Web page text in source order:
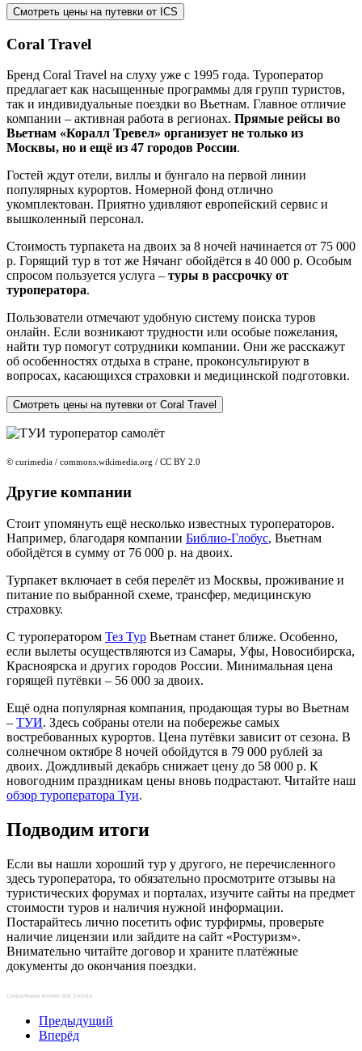
Смотреть цены на путевки от ICS
Coral Travel
Бренд Coral Travel на слуху уже с 1995 года. Туроператор
предлагает как насыщенные программы для групп туристов,
так и индивидуальные поездки во Вьетнам. Главное отличие
компании – активная работа в регионах. Прямые рейсы во
Вьетнам «Коралл Тревел» организует не только из
Москвы, но и ещё из 47 городов России.
Гостей ждут отели, виллы и бунгало на первой линии
популярных курортов. Номерной фонд отлично
укомплектован. Приятно удивляют европейский сервис и
вышколенный персонал.
Стоимость турпакета на двоих за 8 ночей начинается от 75 000
р. Горящий тур в тот же Нячанг обойдётся в 40 000 р. Особым
спросом пользуется услуга – туры в рассрочку от
туроператора.
Пользователи отмечают удобную систему поиска туров
онлайн. Если возникают трудности или особые пожелания,
найти тур помогут сотрудники компании. Они же расскажут
об особенностях отдыха в стране, проконсультируют в
вопросах, касающихся страховки и медицинской подготовки.
Смотреть цены на путевки от Coral Travel
© curimedia / commons.wikimedia.org / CC BY 2.0
Другие компании
Стоит упомянуть ещё несколько известных туроператоров.
Например, благодаря компании Библио-Глобус, Вьетнам
обойдётся в сумму от 76 000 р. на двоих.
Турпакет включает в себя перелёт из Москвы, проживание и
питание по выбранной схеме, трансфер, медицинскую
страховку.
С туроператором Тез Тур Вьетнам станет ближе. Особенно,
если вылеты осуществляются из Самары, Уфы, Новосибирска,
Красноярска и других городов России. Минимальная цена
горящей путёвки – 56 000 за двоих.
Ещё одна популярная компания, продающая туры во Вьетнам
– ТУИ. Здесь собраны отели на побережье самых
востребованных курортов. Цена путёвки зависит от сезона. В
солнечном октябре 8 ночей обойдутся в 79 000 рублей за
двоих. Дождливый декабрь снижает цену до 58 000 р. К
новогодним праздникам цены вновь подрастают. Читайте наш
обзор туроператора Туи.
Подводим итоги
Если вы нашли хороший тур у другого, не перечисленного
здесь туроператора, то обязательно просмотрите отзывы на
туристических форумах и порталах, изучите сайты на предмет
стоимости туров и наличия нужной информации.
Постарайтесь лично посетить офис турфирмы, проверьте
наличие лицензии или зайдите на сайт «Ростуризм».
Внимательно читайте договор и храните платёжные
документы до окончания поездки.
Социальные кнопки для Joomla
Предыдущий
Вперёд